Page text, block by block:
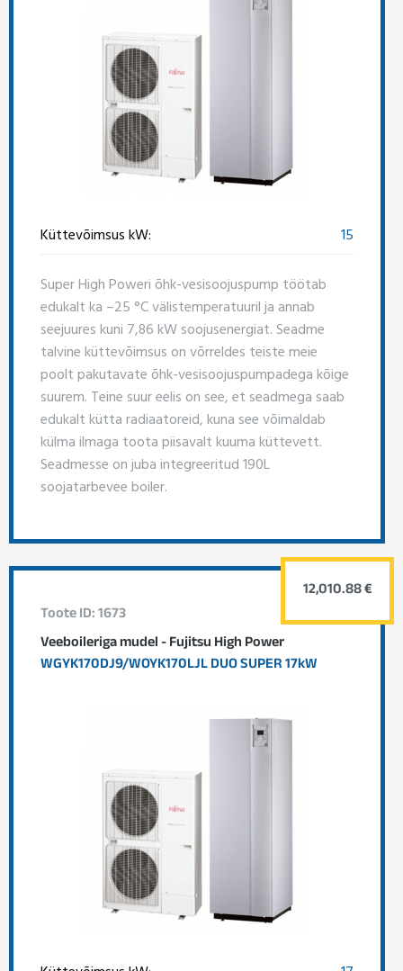
Küttevõimsus kW: 15
Super High Poweri õhk-vesisoojuspump töötab
edukalt ka –25 °C välistemperatuuril ja annab
seejuures kuni 7,86 kW soojusenergiat. Seadme
talvine küttevõimsus on võrreldes teiste meie
poolt pakutavate õhk-vesisoojuspumpadega kõige
suurem. Teine suur eelis on see, et seadmega saab
edukalt kütta radiaatoreid, kuna see võimaldab
külma ilmaga toota piisavalt kuuma küttevett.
Seadmesse on juba integreeritud 190L
soojatarbevee boiler.
Toote ID: 1673
Veeboileriga mudel - Fujitsu High Power
WGYK170DJ9/WOYK170LJL DUO SUPER 17kW
12,010.88 €